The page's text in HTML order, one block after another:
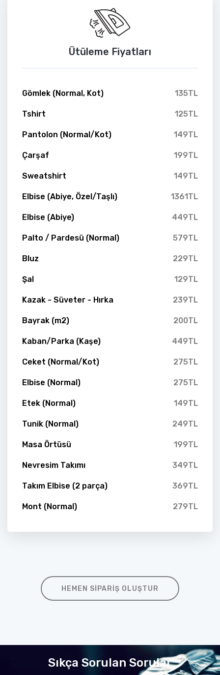
Ütüleme Fiyatları
Gömlek (Normal, Kot) 135TL
Tshirt 125TL
Pantolon (Normal/Kot) 149TL
Çarşaf 199TL
Sweatshirt 149TL
Elbise (Abiye, Özel/Taşlı) 1361TL
Elbise (Abiye) 449TL
Palto / Pardesü (Normal) 579TL
Bluz 229TL
Şal 129TL
Kazak - Süveter - Hırka 239TL
Bayrak (m2) 200TL
Kaban/Parka (Kaşe) 449TL
Ceket (Normal/Kot) 275TL
Elbise (Normal) 275TL
Etek (Normal) 149TL
Tunik (Normal) 249TL
Masa Örtüsü 199TL
Nevresim Takımı 349TL
Takım Elbise (2 parça) 369TL
Mont (Normal) 279TL
HEMEN SIPARIŞ OLUŞTUR
Sıkça Sorulan Sorular